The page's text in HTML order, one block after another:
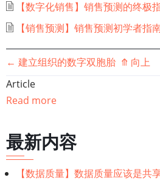
【数字化销售】销售预测的终极
【销售预测】销售预测初学者指
书
籍
历
链
← 建立组织的数字双胞胎 ⤊ 向上
Article
Read more
最新内容
【数据质量】数据质量应该是共